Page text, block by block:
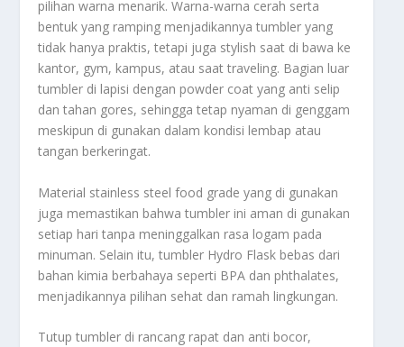
pilihan warna menarik. Warna-warna cerah serta
bentuk yang ramping menjadikannya tumbler yang
tidak hanya praktis, tetapi juga stylish saat di bawa ke
kantor, gym, kampus, atau saat traveling. Bagian luar
tumbler di lapisi dengan powder coat yang anti selip
dan tahan gores, sehingga tetap nyaman di genggam
meskipun di gunakan dalam kondisi lembap atau
tangan berkeringat.
Material stainless steel food grade yang di gunakan
juga memastikan bahwa tumbler ini aman di gunakan
setiap hari tanpa meninggalkan rasa logam pada
minuman. Selain itu, tumbler Hydro Flask bebas dari
bahan kimia berbahaya seperti BPA dan phthalates,
menjadikannya pilihan sehat dan ramah lingkungan.
Tutup tumbler di rancang rapat dan anti bocor,